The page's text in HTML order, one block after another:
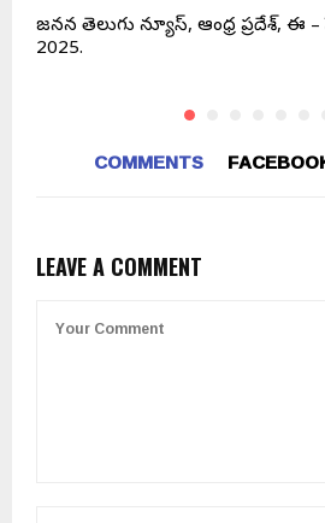
జనసేన తెలుగు న్యూస్, ఆంధ్ర ప్రదేశ్, ఈ
2025.
COMMENTS
LEAVE A COMMENT